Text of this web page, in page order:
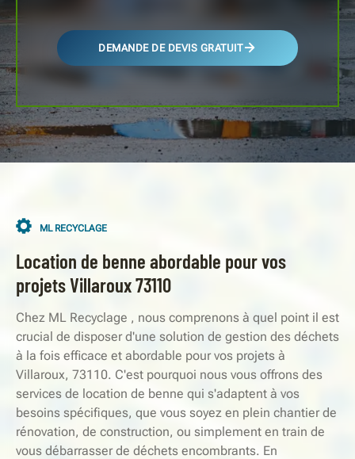
DEMANDE DE DEVIS GRATUIT
ML RECYCLAGE
Location de benne abordable pour vos
projets Villaroux 73110
Chez ML Recyclage , nous comprenons à quel point il est
crucial de disposer d'une solution de gestion des déchets
à la fois efficace et abordable pour vos projets à
Villaroux, 73110. C'est pourquoi nous vous offrons des
services de location de benne qui s'adaptent à vos
besoins spécifiques, que vous soyez en plein chantier de
rénovation, de construction, ou simplement en train de
vous débarrasser de déchets encombrants. En